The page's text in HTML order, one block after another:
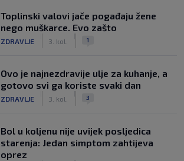
Toplinski valovi jače pogađaju žene
nego muškarce. Evo zašto
ZDRAVLJE 3. kol. 1
Ovo je najnezdravije ulje za kuhanje, a
gotovo svi ga koriste svaki dan
ZDRAVLJE 3. kol. 3
Bol u koljenu nije uvijek posljedica
starenja: Jedan simptom zahtijeva
oprez